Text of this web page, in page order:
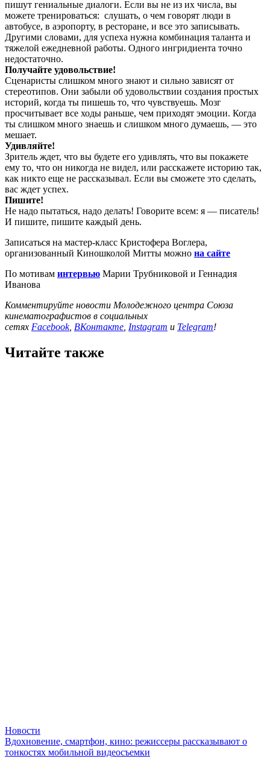
пишут гениальные диалоги. Если вы не из их числа, вы
можете тренироваться: слушать, о чем говорят люди в
автобусе, в аэропорту, в ресторане, и все это записывать.
Другими словами, для успеха нужна комбинация таланта и
тяжелой ежедневной работы. Одного ингридиента точно
недостаточно.
Получайте удовольствие!
Сценаристы слишком много знают и сильно зависят от
стереотипов. Они забыли об удовольствии создания простых
историй, когда ты пишешь то, что чувствуешь. Мозг
просчитывает все ходы раньше, чем приходят эмоции. Когда
ты слишком много знаешь и слишком много думаешь, — это
мешает.
Удивляйте!
Зритель ждет, что вы будете его удивлять, что вы покажете
ему то, что он никогда не видел, или расскажете историю так,
как никто еще не рассказывал. Если вы сможете это сделать,
вас ждет успех.
Пишите!
Не надо пытаться, надо делать! Говорите всем: я — писатель!
И пишите, пишите каждый день.
Записаться на мастер-класс Кристофера Воглера,
организованный Киношколой Митты можно на сайте
По мотивам интервью Марии Трубниковой и Геннадия
Иванова
Комментируйте новости Молодежного центра Союза
кинематографистов в социальных
сетях Facebook, ВКонтакте Instagram и Telegram!
Читайте также
Новости
Вдохновение, смартфон, кино: режиссеры рассказывают о
тонкостях мобильной видеосъемки